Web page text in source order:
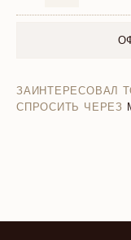
ЗАИНТЕРЕСОВАЛ
СПРОСИТЬ ЧЕРЕЗ